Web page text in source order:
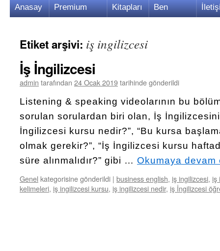
İçeriğe
Anasay Premium Kitapları Ben
Etiket arşivi: iş ingilizcesi
İş İngilizcesi
admin tarafından 24 Ocak 2019tarihinde gönderildi
Listening & speaking videolarının bu
sorulan sorulardan biri olan, İş İngilizcesini
İngilizcesi kursu nedir?”, “Bu kursa
olmak gerekir?”, “İş İngilizcesi kursu
süre alınmalıdır?” gibi … Okumaya
Genel kategorisine gönderildi | business english, iş ingilizcesi, iş
kelimeleri, iş ingilizcesi kursu, iş ingilizcesi nedir, iş İngilizcesi